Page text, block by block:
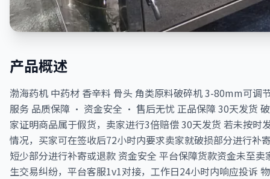
产品概述
渤海药机 中药材 香辛料 骨头 角类原料破碎机 3-80mm可调
服务 品质保障 · 资金安全 · 售后无忧 正品保障 30天发货
家证明商品属于假货，卖家进行3倍赔偿 30天发货 若未按
情况，买家可在签收后72小时内要求卖家就破损部分进行补
短少部分进行补寄或退款 资金安全 平台保障货款资金未至
生交易纠纷，平台客服1v1对接，工作日24小时内响应投诉